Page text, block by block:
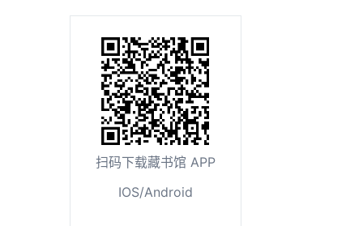
扫码下载藏书馆 APP
IOS/Android